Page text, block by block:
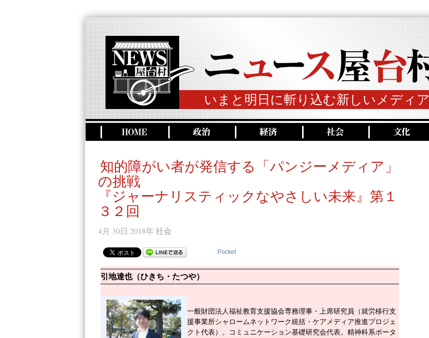
いまと明日に斬り込む新しいメディア
知的障がい者が発信する「パンジーメディア」
の挑戦
『ジャーナリスティックなやさしい未来』第１
３２回
4月 30日 2018年 社会
Pocket
引地達也（ひきち・たつや）
一般財団法人福祉教育支援協会専務理事・上席研究員（就労移行支
援事業所シャロームネットワーク統括・ケアメディア推進プロジェ
クト代表）。コミュニケーション基礎研究会代表。精神科系ポータ